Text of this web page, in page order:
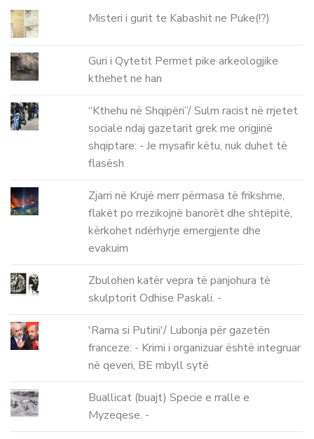
Misteri i gurit te Kabashit ne Puke(!?)
Guri i Qytetit Permet pike arkeologjike
kthehet ne han
“Kthehu në Shqipëri”/ Sulm racist në rrjetet
sociale ndaj gazetarit grek me origjinë
shqiptare: - Je mysafir këtu, nuk duhet të
flasësh
Zjarri në Krujë merr përmasa të frikshme,
flakët po rrezikojnë banorët dhe shtëpitë,
kërkohet ndërhyrje emergjente dhe
evakuim
Zbulohen katër vepra të panjohura të
skulptorit Odhise Paskali. -
'Rama si Putini'/ Lubonja për gazetën
franceze: - Krimi i organizuar është integruar
në qeveri, BE mbyll sytë
Buallicat (buajt) Specie e rralle e
Myzeqese. -